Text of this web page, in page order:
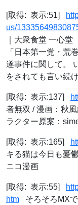
[取得: 表示:51]
us/
｜大衆食堂 一心
「日本第一党・荒
遂事件に関して。
をされても言い続
[取得: 表示:137]
者無双 / 漫画：秋
ラクター原案：
[取得: 表示:165]
キる猫は今日も憂
ニコ漫画
[取得: 表示:55]
htm そろそろMX